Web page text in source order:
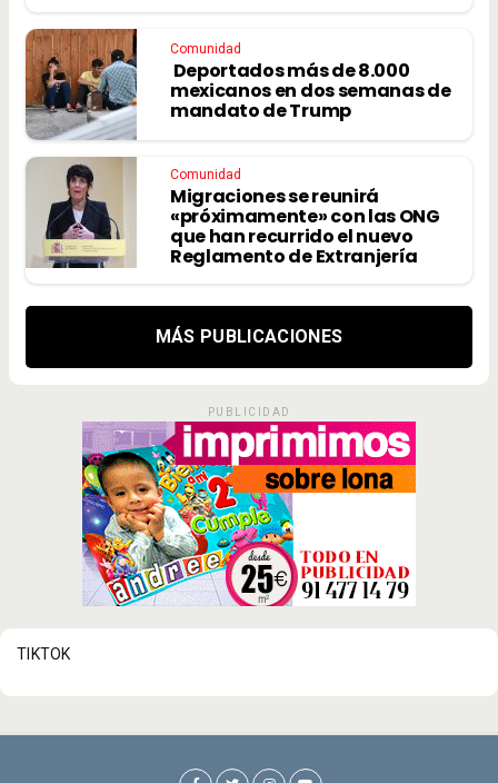
Comunidad
Deportados más de 8.000
mexicanos en dos semanas de
mandato de Trump
Comunidad
Migraciones se reunirá
«próximamente» con las ONG
que han recurrido el nuevo
Reglamento de Extranjería
MÁS PUBLICACIONES
PUBLICIDAD
TIKTOK